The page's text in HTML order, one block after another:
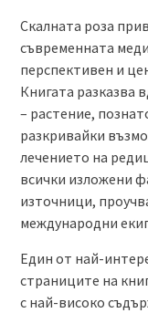
Скалната роза
съвременната
перспективен и
Книгата разказва
– растение,
разкривайки
лечението на
всички изложени
източници,
международни
Един от най-
страниците на
с най-високо